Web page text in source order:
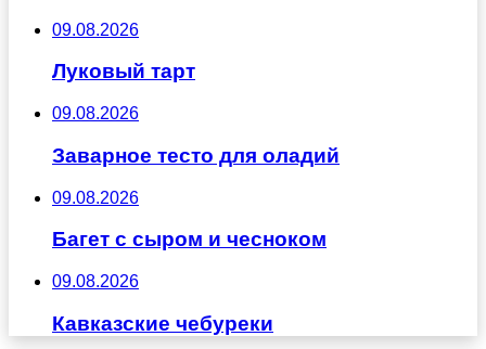
09.08.2026
Луковый тарт
09.08.2026
Заварное тесто для оладий
09.08.2026
Багет с сыром и чесноком
09.08.2026
Кавказские чебуреки